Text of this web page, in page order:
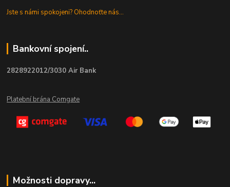
Jste s námi spokojeni? Ohodnoťte nás...
Bankovní spojení..
2828922012/3030 Air Bank
Platební brána Comgate
Možnosti dopravy...